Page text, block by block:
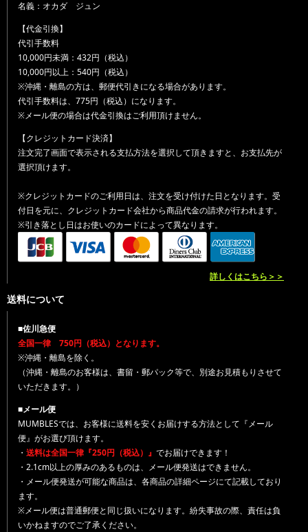
名義：オカダ ジュン
【代金引換】
代引手数料
10,000円未満：432円（税込）
10,000円以上：540円（税込）
※沖縄・離島の方は、郵便代引きになる場合があります。
代引手数料は、775円（税込）になります。
※メール便の場合は代金引換はご利用頂けません。
【クレジットカード決済】
注文完了画面で表示される支払方法を選択して頂きますと、お支払先が
選択頂けます。
※クレジットカードのご利用日は、注文を受け付けた日となります。受
付日を元に、クレジットカード会社から商品代金の請求が行われます。
※引き落とし日はお使いのカードによって異なります。
詳しくはこちら＞＞
送料について
■佐川急便
全国一律 750円（税込）となります。
※沖縄・離島を除く。
（沖縄・離島のお客様は、書留・郵パック等で、別途お見積もりさせて
いただきます。）
■メール便
MUMBLESでは、お客様に送料を安くお届けする方法として『メール
便』がお選び頂けます。
・ 送料は全国一律『250円（税込）』 でお届けできます！
・2.1cm以上の厚みのあるものは、メール便発送はできません。
・メール便発送が可能な商品は、各商品の詳細ページにて記載しており
ます。
※メール便は普通郵便と同じ扱いになります。紛失事故の際、責任は負
いかねますのでご了承ください。